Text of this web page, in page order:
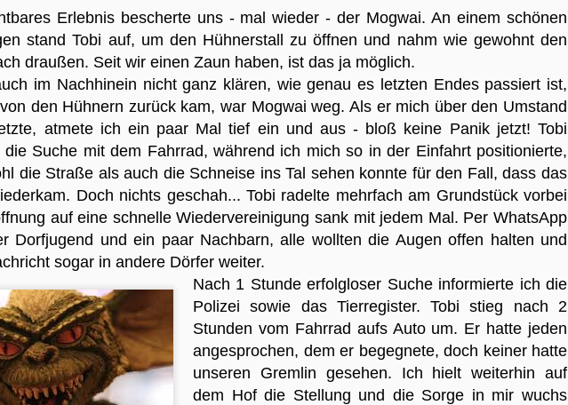
Erlebnis bescherte uns - mal wieder - der Mogwai. An einem schönen
stand Tobi auf, um den Hühnerstall zu öffnen und nahm wie gewohnt den
draußen. Seit wir einen Zaun haben, ist das ja möglich.
im Nachhinein nicht ganz klären, wie genau es letzten Endes passiert ist,
den Hühnern zurück kam, war Mogwai weg. Als er mich über den Umstand
atmete ich ein paar Mal tief ein und aus - bloß keine Panik jetzt! Tobi
die Suche mit dem Fahrrad, während ich mich so in der Einfahrt positionierte,
die Straße als auch die Schneise ins Tal sehen konnte für den Fall, dass das
Doch nichts geschah... Tobi radelte mehrfach am Grundstück vorbei
auf eine schnelle Wiedervereinigung sank mit jedem Mal. Per WhatsApp
Dorfjugend und ein paar Nachbarn, alle wollten die Augen offen halten und
sogar in andere Dörfer weiter.
Nach 1 Stunde erfolgloser Suche informierte ich die
Polizei sowie das Tierregister. Tobi stieg nach 2
Stunden vom Fahrrad aufs Auto um. Er hatte jeden
angesprochen, dem er begegnete, doch keiner hatte
unseren Gremlin gesehen. Ich hielt weiterhin auf
dem Hof die Stellung und die Sorge in mir wuchs
Am 4.Dezember 2015 hieß es "Auf zu neuen Ufern" und nun
leben wir bereits seit 1 Jahr in
Tinobien...Kettenburg...Niedersachsen. (Die ersten 24 Stunden findet ihr
hier) Zeit, die Erlebnisse in der neuen Heimat Revue passieren zu
lassen. Als wir hier ankamen, war erstmal alles neu und spannend! Die
Tiere, die wir übernommen haben. Die Natur, in die wir gezogen sind.
Die Ruhe, die wir aus Erkelenz gar nicht kannten. Aber auch das
Verlassen von Familie und Freunden, bei denen wir nun nicht mehr "mal
eben so" hereinschneien können. Viele neue Faktoren prasselten auf
uns ein und einige Dinge mussten sich auch erstmal entwickeln.
NOV
21
Ich brauche ein Hobby
Wie ihr vielleicht gemerkt habt, erschienen meine
Berichterstattungen in der letzten Zeit unregelmäßiger und waren
auch inhaltlich nicht mehr so "gehaltvoll" wie noch zu Beginn. Das liegt
daran, dass mich mittlerweile eine Alltagsroutine erreicht hat, über die
es nur wenig Spannendes zu berichten gibt. Die Ziegen und Tukkies
sind immer noch süß...die Arbeit auf dem Grundstück reißt auch nicht
ab...die Natur, in die wir gezogen sind, fasziniert uns nach wie
vor...doch in meinem Alltag passiert nicht viel Neues mehr und ich
glaube dass es nicht so interessant ist, beinah jede Woche das Gleiche
von mir zu lesen.
NOV Die Rauferei zwischen den Hunden